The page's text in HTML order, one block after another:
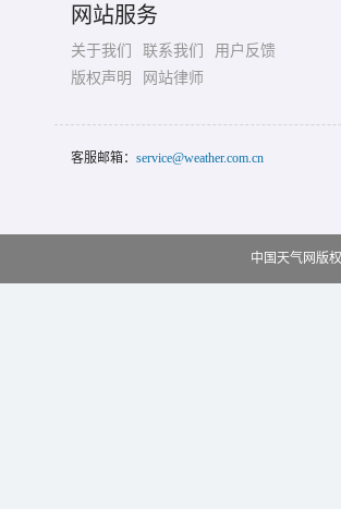
网站服务
关于我们 联系我们
用户反馈
版权声明
网站律师
客服邮箱： service@weather.com.cn
中国天气网版